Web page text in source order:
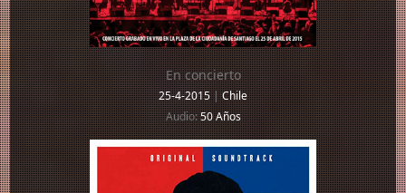
En concierto
25-4-2015|Chile
Audio:50 Años